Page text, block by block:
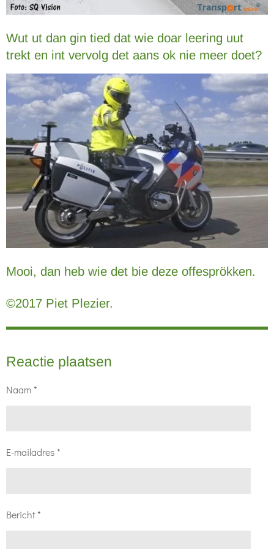
Wut ut dan gin tied dat wie doar leering uut
trekt en int vervolg det aans ok nie meer doet?
Mooi, dan heb wie det bie deze offesprökken.
©2017 Piet Plezier.
Reactie plaatsen
Naam *
E-mailadres *
Bericht *